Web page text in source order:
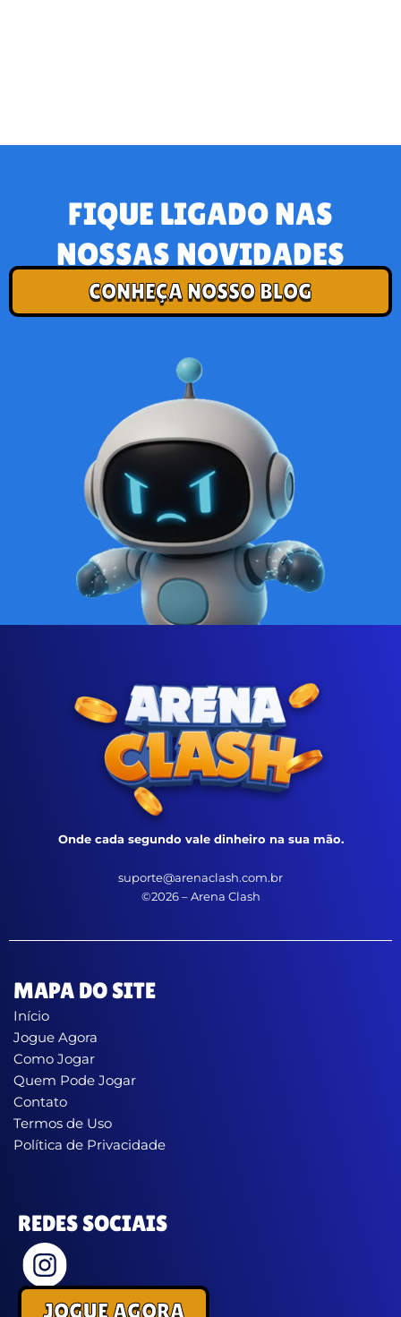
FIQUE LIGADO NAS
NOSSAS NOVIDADES
CONHEÇA NOSSO BLOG
Onde cada segundo vale dinheiro na sua mão.
suporte@arenaclash.com.br
©2026 – Arena Clash
MAPA DO SITE
Início
Jogue Agora
Como Jogar
Quem Pode Jogar
Contato
Termos de Uso
Política de Privacidade
REDES SOCIAIS
JOGUE AGORA